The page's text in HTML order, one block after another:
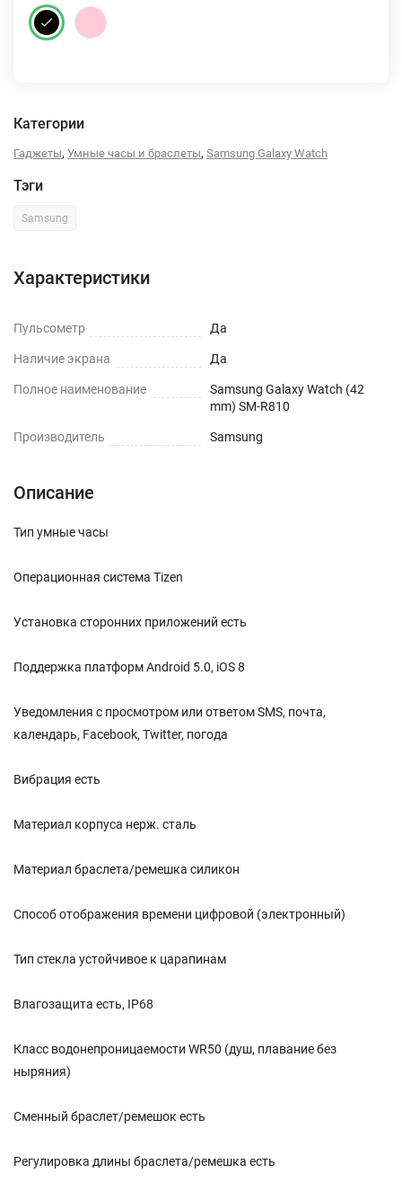
Категории
Гаджеты, Умные часы и браслеты, Samsung Galaxy Watch
Тэги
Samsung
Характеристики
Пульсометр Да
Наличие экрана Да
Полное наименование
Samsung Galaxy Watch (42
mm) SM-R810
Производитель Samsung
Описание
Тип умные часы
Операционная система Tizen
Установка сторонних приложений есть
Поддержка платформ Android 5.0, iOS 8
Уведомления с просмотром или ответом SMS, почта,
календарь, Facebook, Twitter, погода
Вибрация есть
Материал корпуса нерж. сталь
Материал браслета/ремешка силикон
Способ отображения времени цифровой (электронный)
Тип стекла устойчивое к царапинам
Влагозащита есть, IP68
Класс водонепроницаемости WR50 (душ, плавание без
ныряния)
Сменный браслет/ремешок есть
Регулировка длины браслета/ремешка есть